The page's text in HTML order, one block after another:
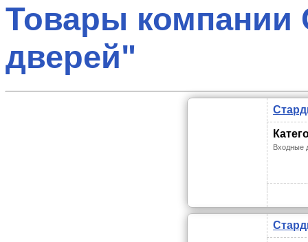
Товары
дверей"
Входные